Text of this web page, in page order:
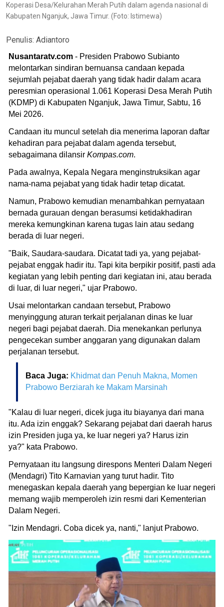
Koperasi Desa/Kelurahan Merah Putih dalam agenda nasional di
Kabupaten Nganjuk, Jawa Timur. (Foto: Istimewa)
Penulis: Adiantoro
Nusantaratv.com - Presiden Prabowo Subianto
melontarkan sindiran bernuansa candaan kepada
sejumlah pejabat daerah yang tidak hadir dalam acara
peresmian operasional 1.061 Koperasi Desa Merah Putih
(KDMP) di Kabupaten Nganjuk, Jawa Timur, Sabtu, 16
Mei 2026.
Candaan itu muncul setelah dia menerima laporan daftar
kehadiran para pejabat dalam agenda tersebut,
sebagaimana dilansir Kompas.com.
Pada awalnya, Kepala Negara menginstruksikan agar
nama-nama pejabat yang tidak hadir tetap dicatat.
Namun, Prabowo kemudian menambahkan pernyataan
bernada gurauan dengan berasumsi ketidakhadiran
mereka kemungkinan karena tugas lain atau sedang
berada di luar negeri.
"Baik, Saudara-saudara. Dicatat tadi ya, yang pejabat-
pejabat enggak hadir itu. Tapi kita berpikir positif, pasti ada
kegiatan yang lebih penting dari kegiatan ini, atau berada
di luar, di luar negeri," ujar Prabowo.
Usai melontarkan candaan tersebut, Prabowo
menyinggung aturan terkait perjalanan dinas ke luar
negeri bagi pejabat daerah. Dia menekankan perlunya
pengecekan sumber anggaran yang digunakan dalam
perjalanan tersebut.
Baca Juga: Khidmat dan Penuh Makna, Momen
Prabowo Berziarah ke Makam Marsinah
"Kalau di luar negeri, dicek juga itu biayanya dari mana
itu. Ada izin enggak? Sekarang pejabat dari daerah harus
izin Presiden juga ya, ke luar negeri ya? Harus izin
ya?" kata Prabowo.
Pernyataan itu langsung direspons Menteri Dalam Negeri
(Mendagri) Tito Karnavian yang turut hadir. Tito
menegaskan kepala daerah yang bepergian ke luar negeri
memang wajib memperoleh izin resmi dari Kementerian
Dalam Negeri.
"Izin Mendagri. Coba dicek ya, nanti," lanjut Prabowo.